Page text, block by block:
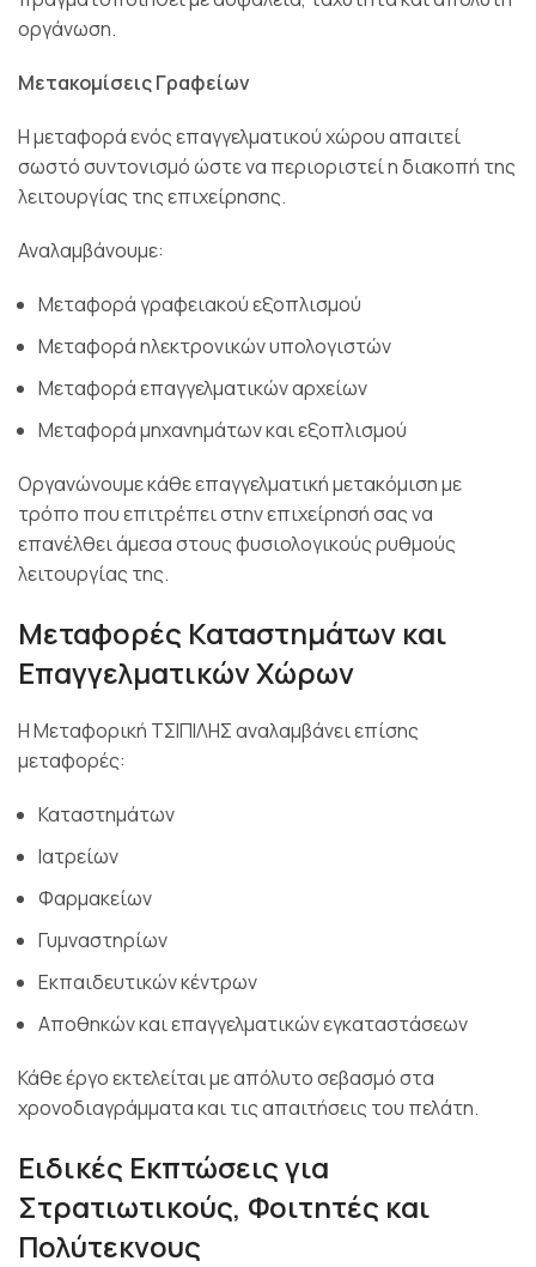
οργάνωση.
Μετακομίσεις Γραφείων
Η μεταφορά ενός επαγγελματικού χώρου απαιτεί
σωστό συντονισμό ώστε να περιοριστεί η διακοπή της
λειτουργίας της επιχείρησης.
Αναλαμβάνουμε:
Μεταφορά γραφειακού εξοπλισμού
Μεταφορά ηλεκτρονικών υπολογιστών
Μεταφορά επαγγελματικών αρχείων
Μεταφορά μηχανημάτων και εξοπλισμού
Οργανώνουμε κάθε επαγγελματική μετακόμιση με
τρόπο που επιτρέπει στην επιχείρησή σας να
επανέλθει άμεσα στους φυσιολογικούς ρυθμούς
λειτουργίας της.
Μεταφορές Καταστημάτων και
Επαγγελματικών Χώρων
Η Μεταφορική ΤΣΙΠΙΛΗΣ αναλαμβάνει επίσης
μεταφορές:
Καταστημάτων
Ιατρείων
Φαρμακείων
Γυμναστηρίων
Εκπαιδευτικών κέντρων
Αποθηκών και επαγγελματικών εγκαταστάσεων
Κάθε έργο εκτελείται με απόλυτο σεβασμό στα
χρονοδιαγράμματα και τις απαιτήσεις του πελάτη.
Ειδικές Εκπτώσεις για
Στρατιωτικούς, Φοιτητές και
Πολύτεκνους